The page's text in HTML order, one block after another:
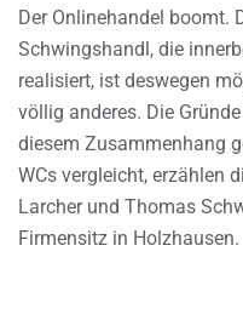
Der Onlinehandel boomt.
Schwingshandl, die
realisiert, ist deswegen
völlig anderes. Die
diesem Zusammenhang
WCs vergleicht, erzählen
Larcher und Thomas
Firmensitz in Holzhausen.